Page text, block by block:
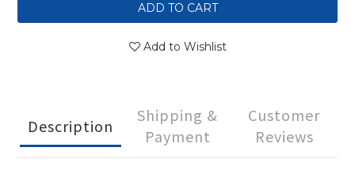
ADD TO CART
Add to Wishlist
Description
Shipping &
Payment
Customer
Reviews